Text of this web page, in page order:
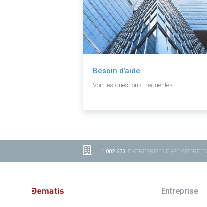
Besoin d'aide
Voir les questions fréquentes.
1 002 633 ENTREPRISES ENREGISTRÉES
Entreprise